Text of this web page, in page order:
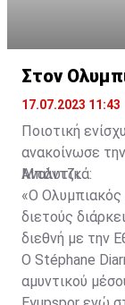
Στον
17.07.2023 11:43
Ποιοτική
ανακοίνωσε
Μπάντζι.
Αναλυτικά:
«Ο Ολυμπιακός
διετούς
διεθνή με την
Ο Stéphane
αμυντικού